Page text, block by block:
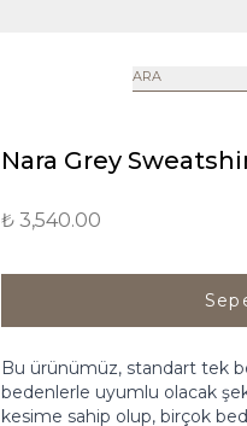
ARA
Nara Grey
₺ 3,540.00
Bu ürünümüz, standart tek
bedenlerle uyumlu olacak
kesime sahip olup, birçok